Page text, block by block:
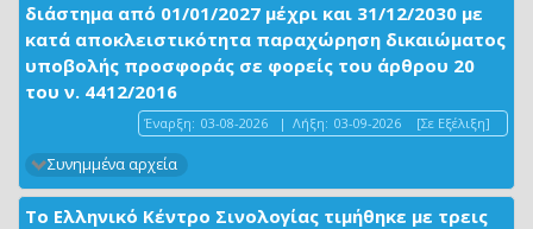
διάστημα από 01/01/2027 μέχρι και 31/12/2030 με
κατά αποκλειστικότητα παραχώρηση δικαιώματος
υποβολής προσφοράς σε φορείς του άρθρου 20
του ν. 4412/2016
Έναρξη: 03-08-2026 | Λήξη: 03-09-2026 [Σε Εξέλιξη]
Συνημμένα αρχεία
Το Ελληνικό Κέντρο Σινολογίας τιμήθηκε με τρεις